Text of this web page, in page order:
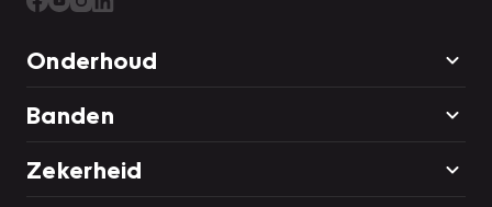
Onderhoud
Banden
Zekerheid